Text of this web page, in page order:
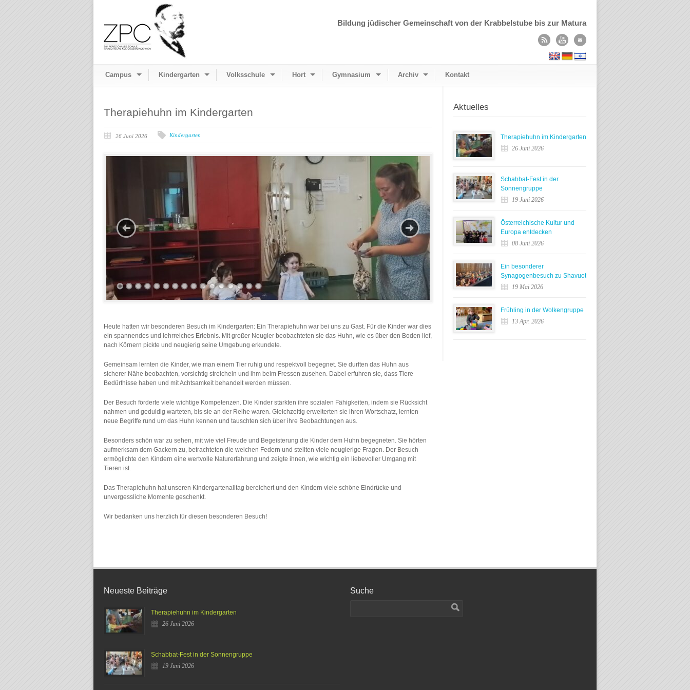
Bildung jüdischer Gemeinschaft von der Krabbelstube bis zur Matura
Campus Kindergarten Volksschule Hort Gymnasium Archiv Kontakt
Therapiehuhn im Kindergarten
26 Juni 2026 Kindergarten
Heute hatten wir besonderen Besuch im Kindergarten: Ein Therapiehuhn war bei uns zu Gast. Für die Kinder war dies
ein spannendes und lehrreiches Erlebnis. Mit großer Neugier beobachteten sie das Huhn, wie es über den Boden lief,
nach Körnern pickte und neugierig seine Umgebung erkundete.
Gemeinsam lernten die Kinder, wie man einem Tier ruhig und respektvoll begegnet. Sie durften das Huhn aus
sicherer Nähe beobachten, vorsichtig streicheln und ihm beim Fressen zusehen. Dabei erfuhren sie, dass Tiere
Bedürfnisse haben und mit Achtsamkeit behandelt werden müssen.
Der Besuch förderte viele wichtige Kompetenzen. Die Kinder stärkten ihre sozialen Fähigkeiten, indem sie Rücksicht
nahmen und geduldig warteten, bis sie an der Reihe waren. Gleichzeitig erweiterten sie ihren Wortschatz, lernten
neue Begriffe rund um das Huhn kennen und tauschten sich über ihre Beobachtungen aus.
Besonders schön war zu sehen, mit wie viel Freude und Begeisterung die Kinder dem Huhn begegneten. Sie hörten
aufmerksam dem Gackern zu, betrachteten die weichen Federn und stellten viele neugierige Fragen. Der Besuch
ermöglichte den Kindern eine wertvolle Naturerfahrung und zeigte ihnen, wie wichtig ein liebevoller Umgang mit
Tieren ist.
Das Therapiehuhn hat unseren Kindergartenalltag bereichert und den Kindern viele schöne Eindrücke und
unvergessliche Momente geschenkt.
Wir bedanken uns herzlich für diesen besonderen Besuch!
Aktuelles
Therapiehuhn im Kindergarten
26 Juni 2026
Schabbat-Fest in der
Sonnengruppe
19 Juni 2026
Österreichische Kultur und
Europa entdecken
08 Juni 2026
Ein besonderer
Synagogenbesuch zu Shavuot
19 Mai 2026
Frühling in der Wolkengruppe
13 Apr. 2026
Neueste Beiträge
Therapiehuhn im Kindergarten
26 Juni 2026
Schabbat-Fest in der Sonnengruppe
19 Juni 2026
Suche